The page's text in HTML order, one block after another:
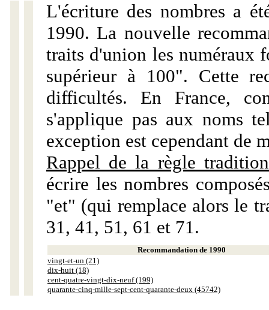
L'écriture des nombres a
1990. La nouvelle
traits d'union les numéraux
supérieur à 100". Cette
difficultés. En France,
s'applique pas aux noms
exception est cependant de
Rappel de la règle
écrire les nombres
"et" (qui remplace alors le
31, 41, 51, 61 et 71.
Recommandation de 1990
vingt-et-un (21)
dix-huit (18)
cent-quatre-vingt-dix-neuf (199)
quarante-cinq-mille-sept-cent-quarante-deux (45742)